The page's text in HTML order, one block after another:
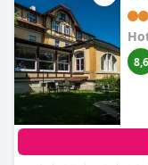
waren, lobten andere
Restaurants und die
sind zwar nicht
zufriedenstellenden
Konstanzeine
eine gute Wahl für
8,6